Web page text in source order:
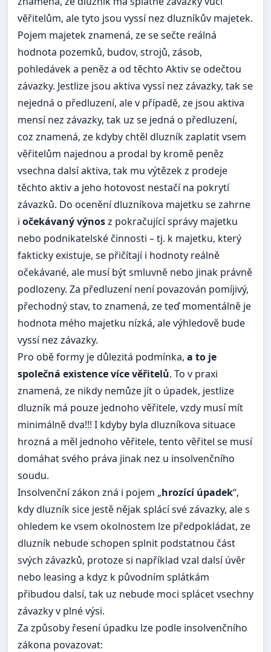
věřitelům, ale tyto jsou vyssí nez dluzníkův majetek.
Pojem majetek znamená, ze se sečte reálná
hodnota pozemků, budov, strojů, zásob,
pohledávek a peněz a od těchto Aktiv se odečtou
závazky. Jestlize jsou aktiva vyssí nez závazky, tak se
nejedná o předluzení, ale v případě, ze jsou aktiva
mensí nez závazky, tak uz se jedná o předluzení,
coz znamená, ze kdyby chtěl dluzník zaplatit vsem
věřitelům najednou a prodal by kromě peněz
vsechna dalsí aktiva, tak mu výtězek z prodeje
těchto aktiv a jeho hotovost nestačí na pokrytí
závazků. Do ocenění dluzníkova majetku se zahrne
i očekávaný výnosz pokračující správy majetku
nebo podnikatelské činnosti – tj. k majetku, který
fakticky existuje, se přičítají i hodnoty reálně
očekávané, ale musí být smluvně nebo jinak právně
podlozeny. Za předluzení není povazován pomíjivý,
přechodný stav, to znamená, ze teď momentálně je
hodnota mého majetku nízká, ale výhledově bude
vyssí nez závazky.
Pro obě formy je důlezitá podmínka, a to je
společná existence více věřitelů. To v praxi
znamená, ze nikdy nemůze jít o úpadek, jestlize
dluzník má pouze jednoho věřitele, vzdy musí mít
minimálně dva!!! I kdyby byla dluzníkova situace
hrozná a měl jednoho věřitele, tento věřitel se musí
domáhat svého práva jinak nez u insolvenčního
soudu.
Insolvenční zákon zná i pojem „hrozící úpadek“,
kdy dluzník sice jestě nějak splácí své závazky, ale s
ohledem ke vsem okolnostem lze předpokládat, ze
dluzník nebude schopen splnit podstatnou část
svých závazků, protoze si například vzal dalsí úvěr
nebo leasing a kdyz k původním splátkám
přibudou dalsí, tak uz nebude moci splácet vsechny
závazky v plné výsi.
Za způsoby řesení úpadku lze podle insolvenčního
zákona povazovat: